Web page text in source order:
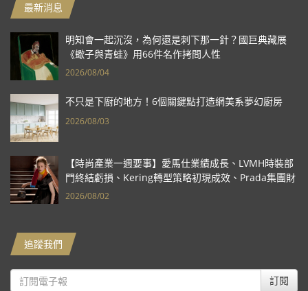
最新消息
明知會一起沉沒，為何還是刺下那一針？國巨典藏展
《蠍子與青蛙》用66件名作拷問人性
2026/08/04
不只是下廚的地方！6個關鍵點打造網美系夢幻廚房
2026/08/03
【時尚產業一週要事】愛馬仕業績成長、LVMH時裝部
門終結虧損、Kering轉型策略初現成效、Prada集團財
報亮眼
2026/08/02
追蹤我們
訂閱